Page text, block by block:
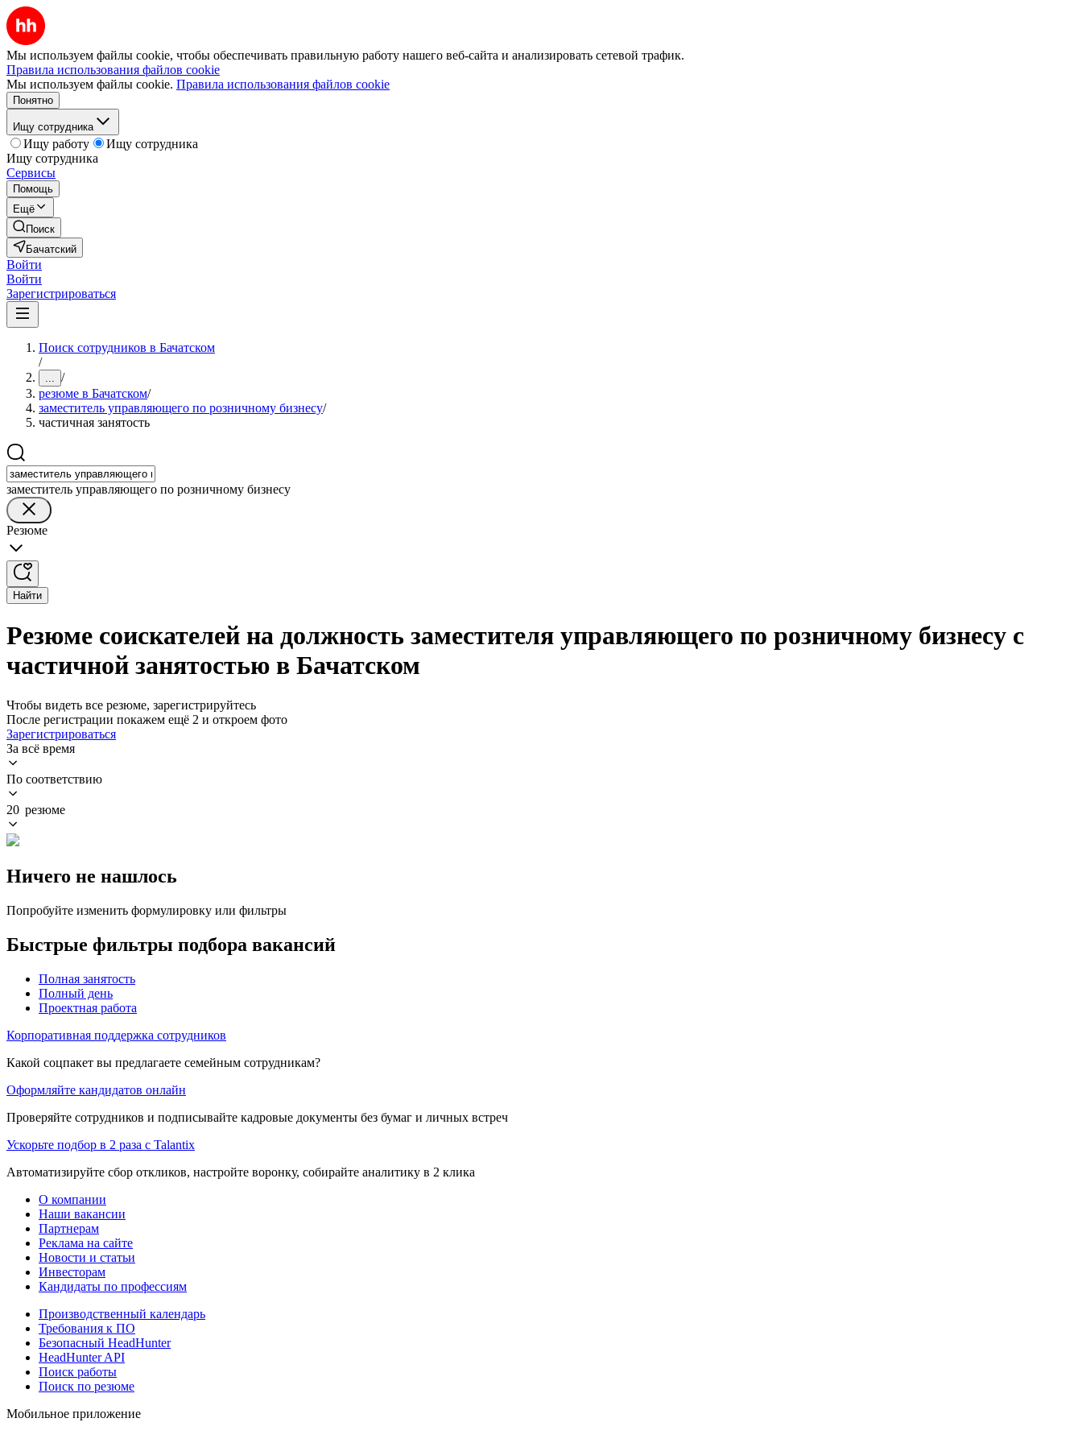
Мы используем файлы cookie, чтобы обеспечивать правильную работу нашего веб-сайта и анализировать сетевой трафик.
Правила использования файлов cookie
Мы используем файлы cookie. Правила использования файлов cookie
Понятно
Ищу сотрудника
Ищу работу
Ищу сотрудника
Ищу сотрудника
Сервисы
Помощь
Ещё
Поиск
Бачатский
Войти
Войти
Зарегистрироваться
Поиск сотрудников в Бачатском
/
... /
резюме в Бачатском/
заместитель управляющего по розничному бизнесу/
частичная занятость
заместитель управляющего по розничному бизнесу
Резюме
Найти
Резюме соискателей на должность заместителя управляющего по розничному бизнесу с
частичной занятостью в Бачатском
Чтобы видеть все резюме, зарегистрируйтесь
После регистрации покажем ещё 2 и откроем фото
Зарегистрироваться
За всё время
По соответствию
20 резюме
Ничего не нашлось
Попробуйте изменить формулировку или фильтры
Быстрые фильтры подбора вакансий
Полная занятость
Полный день
Проектная работа
Корпоративная поддержка сотрудников
Какой соцпакет вы предлагаете семейным сотрудникам?
Оформляйте кандидатов онлайн
Проверяйте сотрудников и подписывайте кадровые документы без бумаг и личных встреч
Ускорьте подбор в 2 раза с Talantix
Автоматизируйте сбор откликов, настройте воронку, собирайте аналитику в 2 клика
О компании
Наши вакансии
Партнерам
Реклама на сайте
Новости и статьи
Инвесторам
Кандидаты по профессиям
Производственный календарь
Требования к ПО
Безопасный HeadHunter
HeadHunter API
Поиск работы
Поиск по резюме
Мобильное приложение